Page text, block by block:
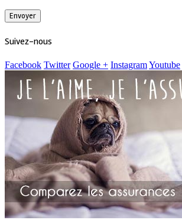
Suivez-nous
Facebook Twitter Google + InstagramYoutube